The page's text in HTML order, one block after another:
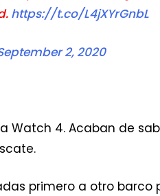
https://t.co/L4jXYrGnbL
2, 2020
Watch 4. Acaban de
primero a otro